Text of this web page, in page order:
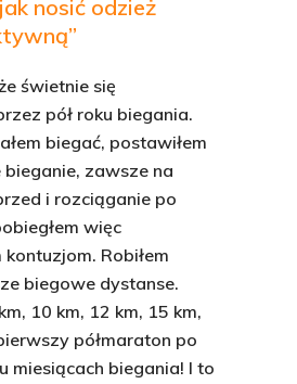
nosić odzież
świetnie się
pół roku biegania.
biegać, postawiłem
zawsze na
i rozciąganie po
więc
Robiłem
biegowe dystanse.
10 km, 12 km, 15 km,
półmaraton po
miesiącach biegania! I to